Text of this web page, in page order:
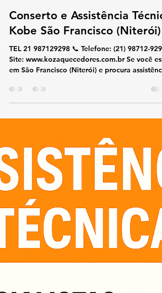
2 min de leitura
Conserto e Assistência
Kobe São Francisco (Niterói)
TEL 21 987129298 📞 Telefone: (21) 98712-9298🌐
Site: www.kozaquecedores.com.br Se você está
em São Francisco (Niterói) e procura assistência
técnica especializada em aquecedores Kobe ,
nossa equipe está pronta para atender.
Realizamos conserto, manutenção, instalação e
Serviços oferecidos: Conserto de aquecedores